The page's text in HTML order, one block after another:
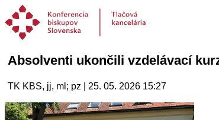
Absolventi ukončili vzdelávací
TK KBS, jj, ml; pz | 25. 05. 2026 15:27